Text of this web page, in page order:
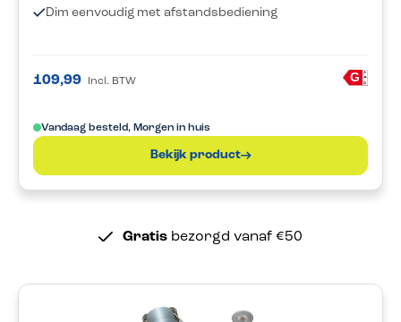
Dim eenvoudig met afstandsbediening
109,99 Incl. BTW G A
G
Vandaag besteld, Morgen in huis
Bekijk product
Gratisbezorgd vanaf €50